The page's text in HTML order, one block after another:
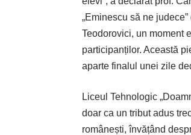
„Eminescu să ne
Teodorovici, un moment
participanților. Această
aparte finalul unei zile
Liceul Tehnologic
doar ca un tribut adus
românești, învățând